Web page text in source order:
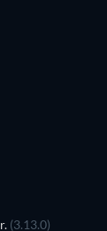
(3.13.0)